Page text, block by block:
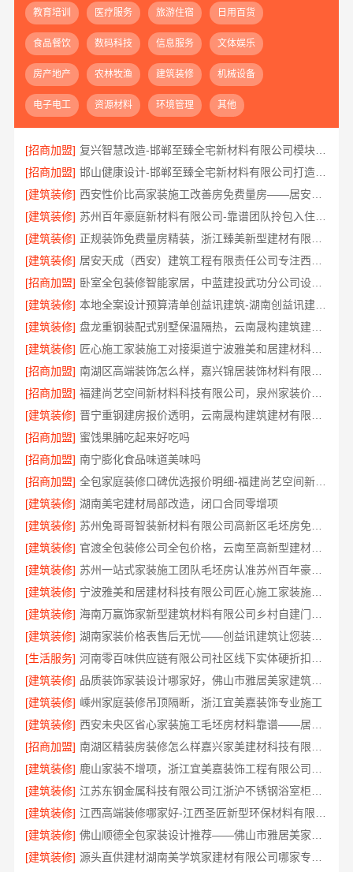
教育培训 医疗服务 旅游住宿 日用百货
食品餐饮 数码科技 信息服务 文体娱乐
房产地产 农林牧渔 建筑装修 机械设备
电子电工 资源材料 环境管理 其他
[招商加盟]
复兴智慧改造-邯郸至臻全宅新材料有限公司模块化安装
[招商加盟]
邯山健康设计-邯郸至臻全宅新材料有限公司打造环保家居
[建筑装修]
[建筑装修]
苏州百年豪庭新材料有限公司-靠谱团队拎包入住家装
[建筑装修]
[建筑装修]
[招商加盟]
卧室全包装修智能家居，中蓝建投武功分公司设计施工
[建筑装修]
本地全案设计预算清单创益讯建筑-湖南创益讯建筑有限公司
[建筑装修]
盘龙重钢装配式别墅保温隔热，云南晟构建筑建材有限公司品质之选
[建筑装修]
匠心施工家装施工对接渠道宁波雅美和居建材科技有限公司
[招商加盟]
[招商加盟]
福建尚艺空间新材料科技有限公司，泉州家装价格透明明细
[建筑装修]
[招商加盟] 蜜饯果脯吃起来好吃吗
[招商加盟] 南宁膨化食品味道美味吗
[招商加盟]
全包家庭装修口碑优选报价明细-福建尚艺空间新材料科技有限公司
[建筑装修] 湖南美宅建材局部改造，闭口合同零增项
[建筑装修]
[建筑装修]
官渡全包装修公司全包价格，云南至高新型建材有限公司闭口合同
[建筑装修]
苏州一站式家装施工团队毛坯房认准苏州百年豪庭新材料有限公司
[建筑装修]
宁波雅美和居建材科技有限公司匠心施工家装施工对接渠道
[建筑装修]
[建筑装修]
湖南家装价格表售后无忧——创益讯建筑让您装修更省心
[生活服务]
[建筑装修]
品质装饰家装设计哪家好，佛山市雅居美家建筑装饰工程有限公司资深团队全案定制
[建筑装修] 嵊州家庭装修吊顶隔断，浙江宜美嘉装饰专业施工
[建筑装修]
[招商加盟]
[建筑装修]
[建筑装修]
[建筑装修]
[建筑装修]
[建筑装修]